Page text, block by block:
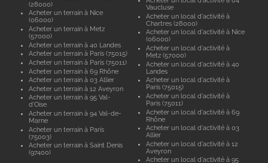
(28000)
Acheter un terrain à Nice
(06000)
Acheter un terrain à Metz
(57000)
Acheter un terrain à 40 Landes
Acheter un terrain à Paris (75015)
Acheter un terrain à Paris (75011)
Acheter un terrain à 69 Rhône
Acheter un terrain à 03 Allier
Acheter un terrain à 12 Aveyron
Acheter un terrain à 95 Val-
d'Oise
Acheter un terrain à 94 Val-de-
Marne
Acheter un terrain à Paris
(75003)
Acheter un terrain à Saint Denis
(97400)
Vaucluse
Acheter un local d'activité à
Chartres (28000)
Acheter un local d'activité à Nice
(06000)
Acheter un local d'activité à
Metz (57000)
Acheter un local d'activité à 40
Landes
Acheter un local d'activité à
Paris (75015)
Acheter un local d'activité à
Paris (75011)
Acheter un local d'activité à 69
Rhône
Acheter un local d'activité à 03
Allier
Acheter un local d'activité à 12
Aveyron
Acheter un local d'activité à 95